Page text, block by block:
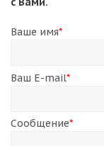
Ваше имя*
Ваш E-mail*
Сообщение*